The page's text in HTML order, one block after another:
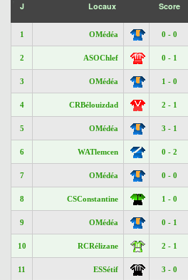
J Locaux Score
1 OMédéa 0 - 0
2 ASOChlef 0 - 1
3 OMédéa 1 - 0
4 CRBélouizdad 2 - 1
5 OMédéa 3 - 1
6 WATlemcen 0 - 2
7 OMédéa 0 - 0
8 CSConstantine 1 - 0
9 OMédéa 0 - 1
10 RCRélizane 2 - 1
11 ESSétif 3 - 0